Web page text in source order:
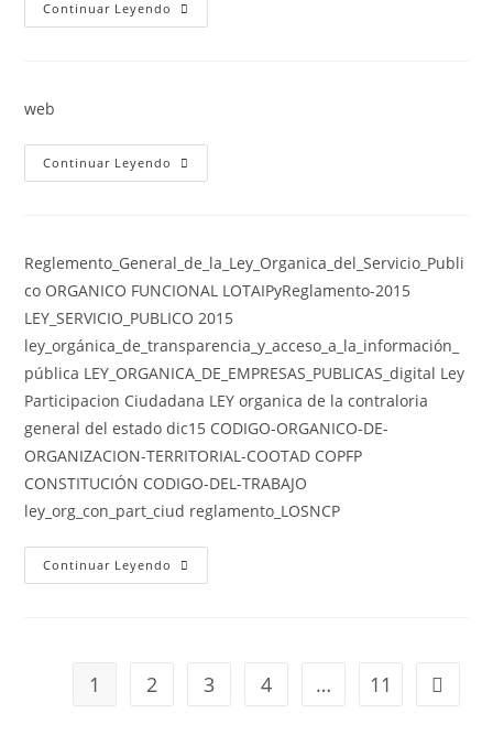
Continuar Leyendo Programas
Y
Duran
Ballén
Durante
web
Continuar Leyendo Programas
Y
Parroquia
Arq.
Sixto
Duran
Ballén
La
Administración
2019-
2023
Reglemento_General_de_la_Ley_Organica_del_Servicio_Publi
co ORGANICO FUNCIONAL LOTAIPyReglamento-2015
LEY_SERVICIO_PUBLICO 2015
ley_orgánica_de_transparencia_y_acceso_a_la_información_
pública LEY_ORGANICA_DE_EMPRESAS_PUBLICAS_digital Ley
Participacion Ciudadana LEY organica de la contraloria
general del estado dic15 CODIGO-ORGANICO-DE-
ORGANIZACION-TERRITORIAL-COOTAD COPFP
CONSTITUCIÓN CODIGO-DEL-TRABAJO
ley_org_con_part_ciud reglamento_LOSNCP
Continuar Leyendo Leyes
Y
1 2 3 4 … 11 Ir a la